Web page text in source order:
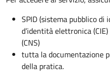
SPID (sistema pubblico
d’identità elettronica
(CNS)
tutta la documentazione
della pratica.